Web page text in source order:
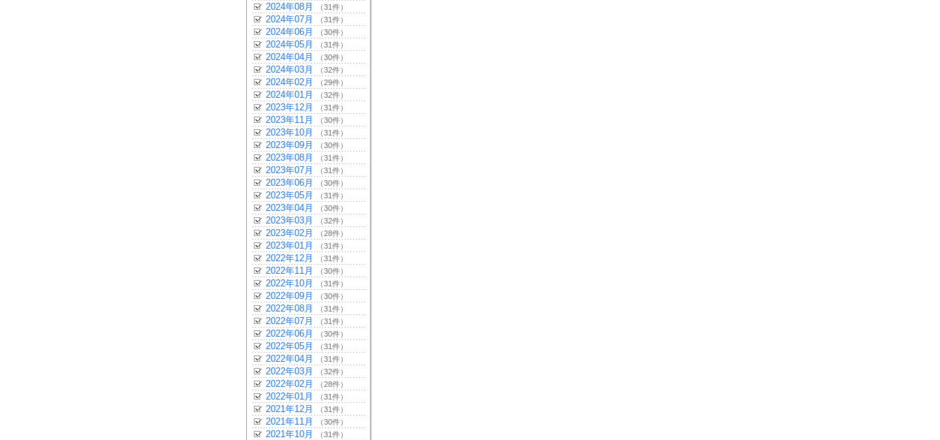
2024年08月 （31件）
2024年07月 （31件）
2024年06月 （30件）
2024年05月 （31件）
2024年04月 （30件）
2024年03月 （32件）
2024年02月 （29件）
2024年01月 （32件）
2023年12月 （31件）
2023年11月 （30件）
2023年10月 （31件）
2023年09月 （30件）
2023年08月 （31件）
2023年07月 （31件）
2023年06月 （30件）
2023年05月 （31件）
2023年04月 （30件）
2023年03月 （32件）
2023年02月 （28件）
2023年01月 （31件）
2022年12月 （31件）
2022年11月 （30件）
2022年10月 （31件）
2022年09月 （30件）
2022年08月 （31件）
2022年07月 （31件）
2022年06月 （30件）
2022年05月 （31件）
2022年04月 （31件）
2022年03月 （32件）
2022年02月 （28件）
2022年01月 （31件）
2021年12月 （31件）
2021年11月 （30件）
2021年10月 （31件）